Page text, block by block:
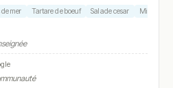
mer Tartare de boeuf Salade cesar Mille-